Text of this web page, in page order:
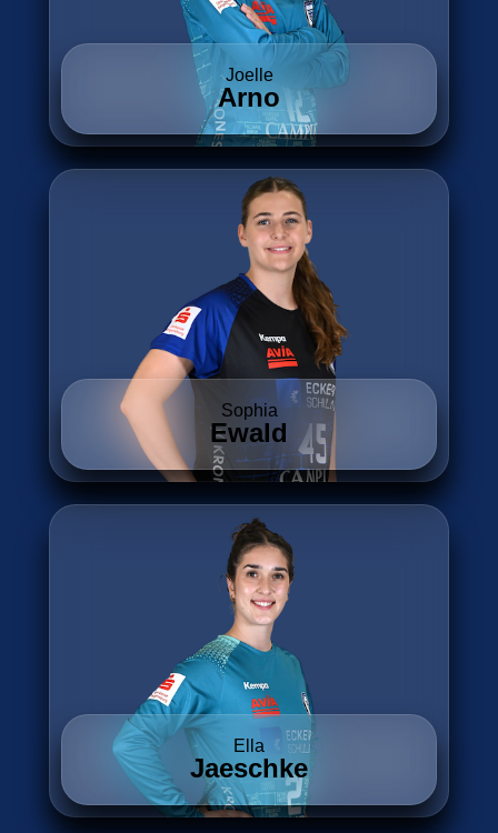
Joelle
Arno
Sophia
Ewald
Ella
Jaeschke